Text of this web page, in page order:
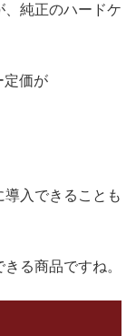
純正のハードケ
定価が
入できることも
る商品ですね。